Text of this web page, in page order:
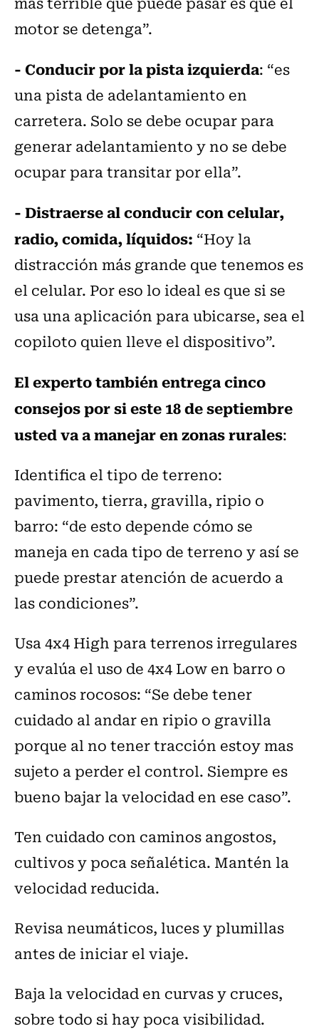
motor se detenga”.
- Conducir por la pista izquierda: “es
una pista de adelantamiento en
carretera. Solo se debe ocupar para
generar adelantamiento y no se debe
ocupar para transitar por ella”.
- Distraerse al conducir con celular,
radio, comida, líquidos: “Hoy la
distracción más grande que tenemos es
el celular. Por eso lo ideal es que si se
usa una aplicación para ubicarse, sea el
copiloto quien lleve el dispositivo”.
El experto también entrega cinco
consejos por si este 18 de septiembre
usted va a manejar en zonas rurales:
Identifica el tipo de terreno:
pavimento, tierra, gravilla, ripio o
barro: “de esto depende cómo se
maneja en cada tipo de terreno y así se
puede prestar atención de acuerdo a
las condiciones”.
Usa 4x4 High para terrenos irregulares
y evalúa el uso de 4x4 Low en barro o
caminos rocosos: “Se debe tener
cuidado al andar en ripio o gravilla
porque al no tener tracción estoy mas
sujeto a perder el control. Siempre es
bueno bajar la velocidad en ese caso”.
Ten cuidado con caminos angostos,
cultivos y poca señalética. Mantén la
velocidad reducida.
Revisa neumáticos, luces y plumillas
antes de iniciar el viaje.
Baja la velocidad en curvas y cruces,
sobre todo si hay poca visibilidad.